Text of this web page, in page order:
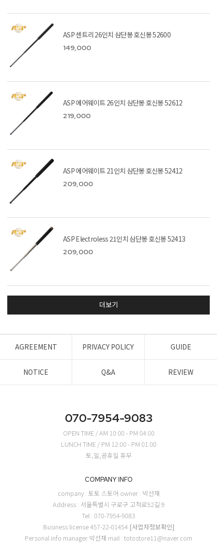
ASP 센트리 26인치 삼단봉 호신봉 52600
149,000
ASP 에어웨이트 26인치 삼단봉 호신봉 52612
219,000
ASP 에어웨이트 21인치 삼단봉 호신봉 52412
209,000
ASP Electroless 21인치 삼단봉 호신봉 52413
209,000
더보기
AGREEMENT PRIVACY POLICY GUIDE
NOTICE Q&A REVIEW
070-7954-9083
OPEN TIME / AM 10:00 - PM 04:00
LUNCH TIME / PM 12:00 - PM 01:00
토,일,공휴일 휴무
COMPANY INFO
company : 토토 스토어 owner : 박선재
Address : 서울특별시 구로구 고척로52길 9
Tel : 070-7954-9083
Business license 457-22-01454 [사업자정보확인]
Personal info manager 박선재 mail : totostore11@naver.com